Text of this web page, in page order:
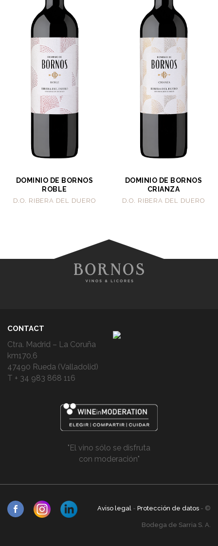
DOMINIO DE BORNOS
ROBLE
D.O. RIBERA DEL DUERO
DOMINIO DE BORNOS
CRIANZA
D.O. RIBERA DEL DUERO
CONTACT
Ctra. Madrid – La Coruña
km170,6
47490 Rueda (Valladolid)
T + 34 983 868 116
"El vino sólo se disfruta
con moderación"
Aviso legal - Protección de datos - ©
Bodega de Sarria S. A.